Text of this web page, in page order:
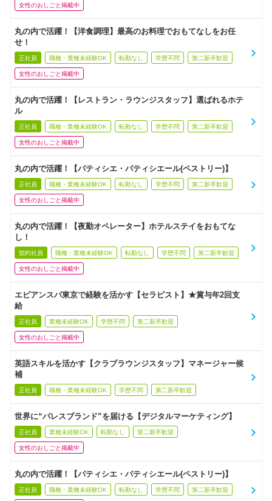
女性のおしごと掲載中
丸の内で活躍！【洋食調理】最高のお料理でおもてなしをお任
せ！
正社員 職種・業種未経験OK 転勤なし 学歴不問 第二新卒歓迎
女性のおしごと掲載中
丸の内で活躍！【レストラン・ラウンジスタッフ】選ばれるホテ
ル
正社員 職種・業種未経験OK 転勤なし 学歴不問 第二新卒歓迎
女性のおしごと掲載中
丸の内で活躍！【パティシエ・パティシエール(ペストリー)】
正社員 職種・業種未経験OK 転勤なし 学歴不問 第二新卒歓迎
女性のおしごと掲載中
丸の内で活躍！【夜勤オペレーター】ホテルステイをおもてな
し！
契約社員 職種・業種未経験OK 転勤なし 学歴不問 第二新卒歓迎
女性のおしごと掲載中
エビアンスパ東京で経験を活かす【セラピスト】★賞与年2回支
給
正社員 業種未経験OK 学歴不問 第二新卒歓迎
女性のおしごと掲載中
英語スキルを活かす【クラブラウンジスタッフ】マネージャー候
補
正社員 職種・業種未経験OK 学歴不問 第二新卒歓迎
世界に“パレスブランド”を届ける【デジタルマーケティング】
正社員 業種未経験OK 転勤なし 第二新卒歓迎
女性のおしごと掲載中
丸の内で活躍！【パティシエ・パティシエール(ペストリー)】
正社員 職種・業種未経験OK 転勤なし 学歴不問 第二新卒歓迎